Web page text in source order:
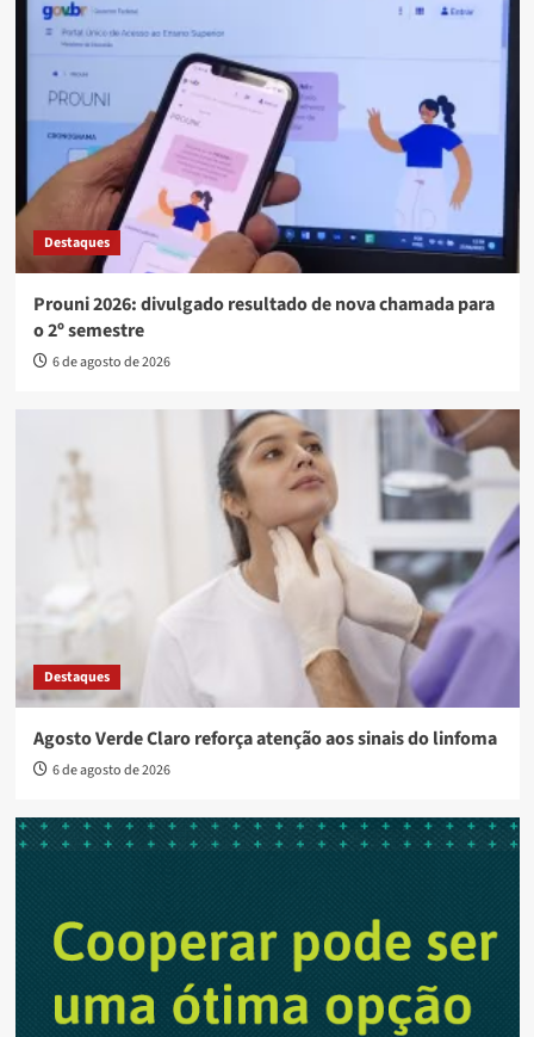
Destaques
Prouni 2026: divulgado resultado de nova chamada para
o 2º semestre
6 de agosto de 2026
Destaques
Agosto Verde Claro reforça atenção aos sinais do linfoma
6 de agosto de 2026